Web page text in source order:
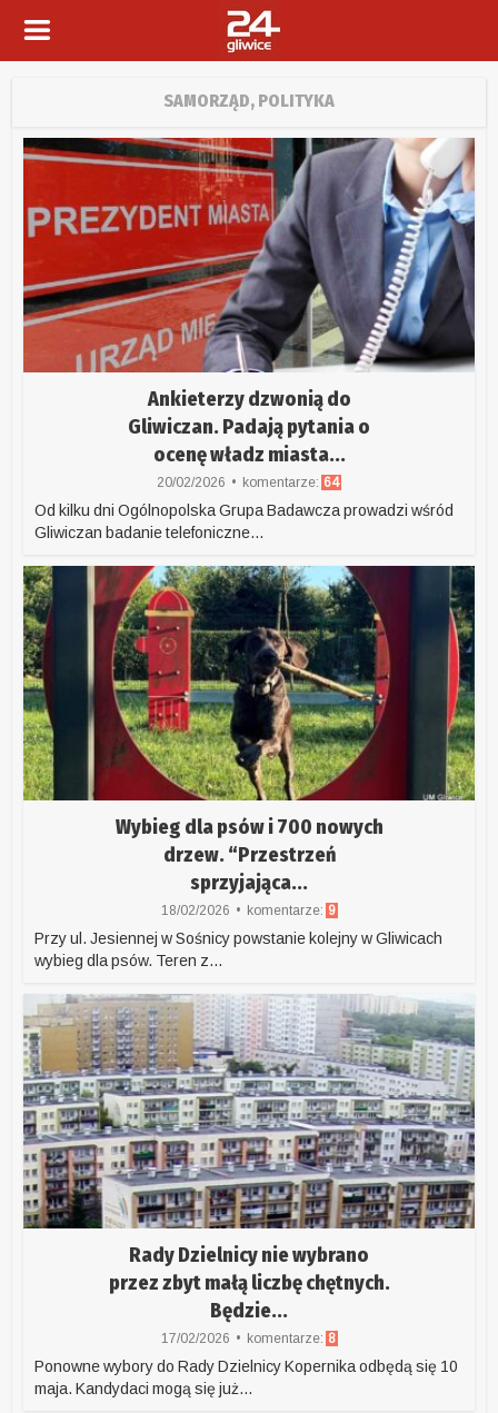
SAMORZĄD, POLITYKA
Ankieterzy dzwonią do
Gliwiczan. Padają pytania o
ocenę władz miasta...
20/02/2026 komentarze: 64
Od kilku dni Ogólnopolska Grupa Badawcza prowadzi wśród
Gliwiczan badanie telefoniczne...
Wybieg dla psów i 700 nowych
drzew. “Przestrzeń
sprzyjająca...
18/02/2026 komentarze: 9
Przy ul. Jesiennej w Sośnicy powstanie kolejny w Gliwicach
wybieg dla psów. Teren z...
Rady Dzielnicy nie wybrano
przez zbyt małą liczbę chętnych.
Będzie...
17/02/2026 komentarze: 8
Ponowne wybory do Rady Dzielnicy Kopernika odbędą się 10
maja. Kandydaci mogą się już...